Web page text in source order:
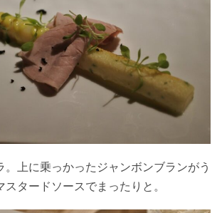
。上に乗っかったジャンボンブランがう
スタードソースでまったりと。